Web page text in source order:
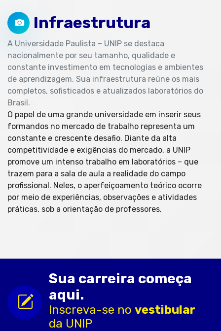
Infraestrutura
A Universidade Paulista – UNIP se destaca
nacionalmente por seu tamanho, qualidade e
constante investimento em tecnologias e ambientes
de aprendizagem. Sua infraestrutura reúne os mais
completos, sofisticados e atualizados laboratórios do
Brasil.
O papel de uma grande universidade em inserir seus
formandos no mercado de trabalho representa um
constante e crescente desafio. Diante da alta
competitividade e exigências do mercado, a UNIP
promove um intenso trabalho em laboratórios – que
trazem para a sala de aula a realidade do campo
profissional. Neles, o aperfeiçoamento teórico ocorre
por meio de experiências, observações e atividades
práticas, sob a orientação de professores.
Sua carreira começa
aqui.
Inscreva-se no vestibular
da UNIP